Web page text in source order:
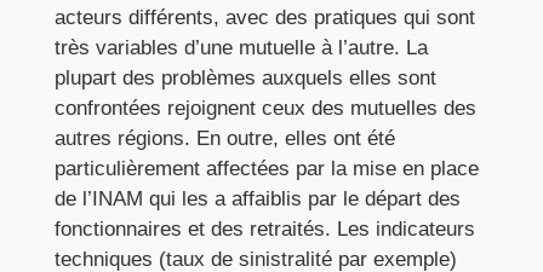
acteurs différents, avec des pratiques qui sont
très variables d’une mutuelle à l’autre. La
plupart des problèmes auxquels elles sont
confrontées rejoignent ceux des mutuelles des
autres régions. En outre, elles ont été
particulièrement affectées par la mise en place
de l’INAM qui les a affaiblis par le départ des
fonctionnaires et des retraités. Les indicateurs
techniques (taux de sinistralité par exemple)